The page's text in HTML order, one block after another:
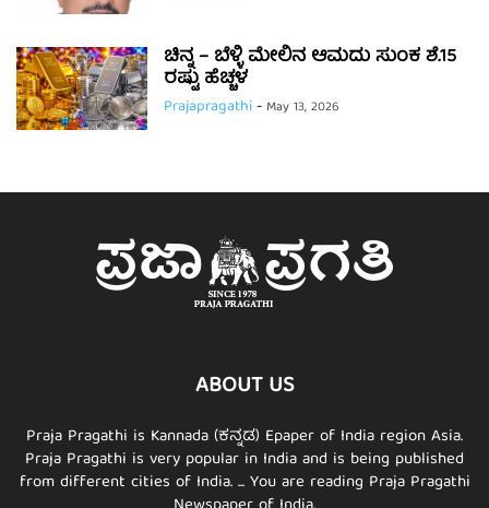
ಚಿನ್ನ – ಬೆಳ್ಳಿ ಮೇಲಿನ ಆಮದು ಸುಂಕ ಶೆ.15
ರಷ್ಟು ಹೆಚ್ಚಳ
Prajapragathi- May 13, 2026
ABOUT US
Praja Pragathi is Kannada (ಕನ್ನಡ) Epaper of India region Asia.
Praja Pragathi is very popular in India and is being published
from different cities of India. ... You are reading Praja Pragathi